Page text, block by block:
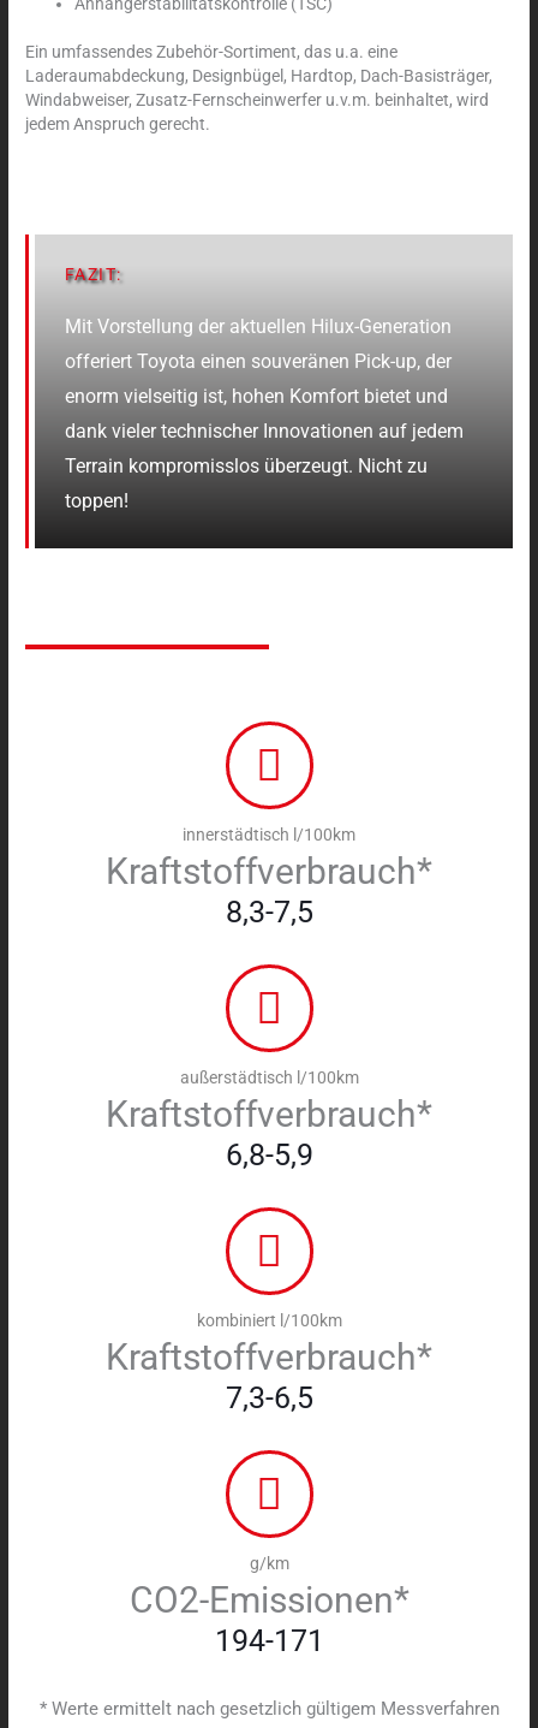
Ein umfassendes Zubehör-Sortiment, das u.a. eine
Laderaumabdeckung, Designbügel, Hardtop, Dach-Basisträger,
Windabweiser, Zusatz-Fernscheinwerfer u.v.m. beinhaltet, wird
jedem Anspruch gerecht.
FAZIT:
Mit Vorstellung der aktuellen Hilux-Generation
offeriert Toyota einen souveränen Pick-up, der
enorm vielseitig ist, hohen Komfort bietet und
dank vieler technischer Innovationen auf jedem
Terrain kompromisslos überzeugt. Nicht zu
toppen!
innerstädtisch l/100km
Kraftstoffverbrauch*
8,3-7,5
außerstädtisch l/100km
Kraftstoffverbrauch*
6,8-5,9
kombiniert l/100km
Kraftstoffverbrauch*
7,3-6,5
g/km
CO2-Emissionen*
194-171
* Werte ermittelt nach gesetzlich gültigem Messverfahren